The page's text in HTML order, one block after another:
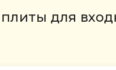
для